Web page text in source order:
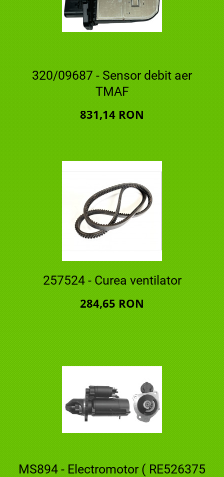
320/09687 - Sensor debit aer
TMAF
831,14 RON
257524 - Curea ventilator
284,65 RON
MS894 - Electromotor ( RE526375